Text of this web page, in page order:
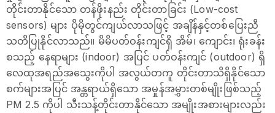
တိုင်းတာနိုင်သော တန်ဖိုးနည်း တိုင်းတာခြင်း (Low-cost
sensors) များ ပိုမိုတွင်ကျယ်လာသဖြင့် အချိန်နှင့်တစ်ပြေးညီ
သတိပြုနိုင်လာသည်။ မိမိပတ်ဝန်းကျင်ရှိ အိမ်၊ ကျောင်း၊ ရုံးခန်း
စသည့် နေရာများ (indoor) အပြင် ပတ်ဝန်းကျင် (outdoor) ရှိ
လေထုအရည်အသွေးကိုပါ အလွယ်တကူ တိုင်းတာသိရှိနိုင်သော
စက်များအပြင် အန္တရာယ်ရှိသော အမှုန်အမွှားတစ်မျိုးဖြစ်သည့်
PM 2.5 ကိုပါ သီးသန့်တိုင်းတာနိုင်သော အမျိုးအစားများလည်း